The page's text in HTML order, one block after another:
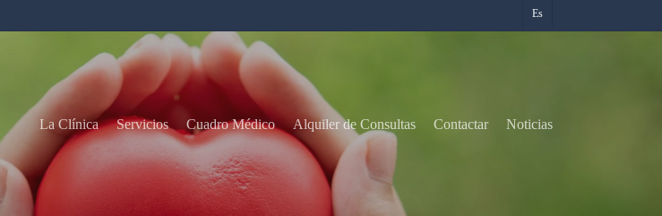
Es
La Clínica Servicios Cuadro Médico Alquiler de Consultas Contactar Noticias